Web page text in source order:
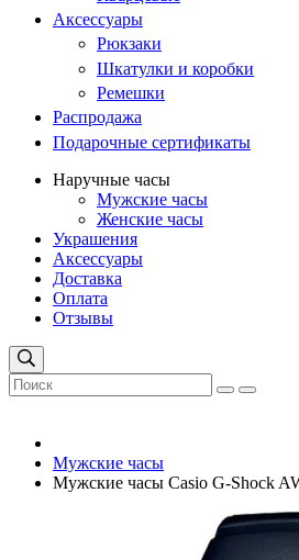
Аксессуары
Рюкзаки
Шкатулки и коробки
Ремешки
Распродажа
Подарочные сертификаты
Наручные часы
Мужские часы
Женские часы
Украшения
Аксессуары
Доставка
Оплата
Отзывы
Мужские часы
Мужские часы Casio G-Shock